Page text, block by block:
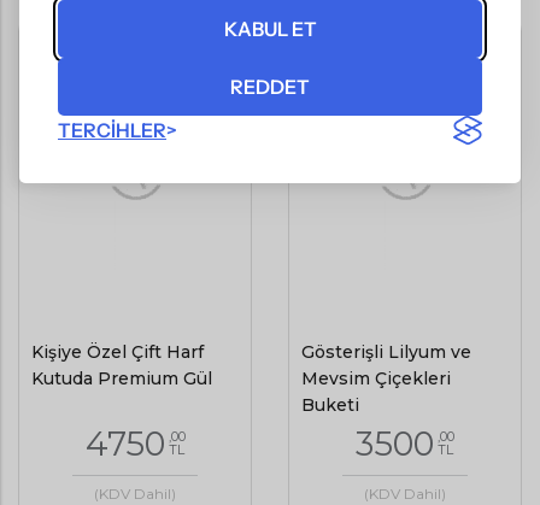
KABUL ET
REDDET
TERCIHLER
Kişiye Özel Çift Harf
Kutuda Premium Gül
4750 ,00
TL
(KDV Dahil)
Gösterişli Lilyum ve
Mevsim Çiçekleri
Buketi
3500 ,00
TL
(KDV Dahil)